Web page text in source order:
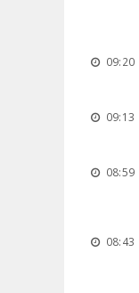
09:20
09:13
08:59
08:43